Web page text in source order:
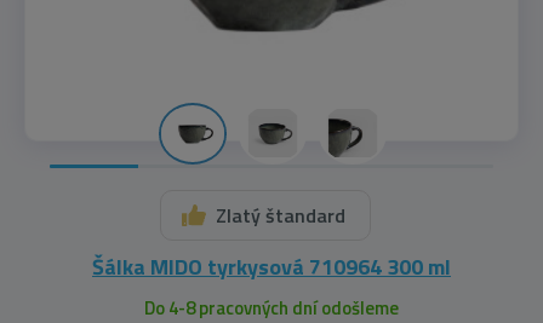
Zlatý štandard
Šálka MIDO tyrkysová 710964 300 ml
Do 4-8 pracovných dní odošleme